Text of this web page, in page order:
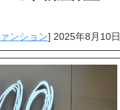
ンション] 2025年8月10日